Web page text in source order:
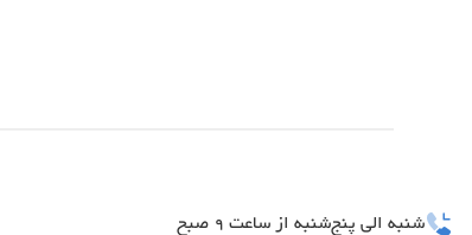
شنبه الی پنج‌شنبه از ساعت 9 صبح